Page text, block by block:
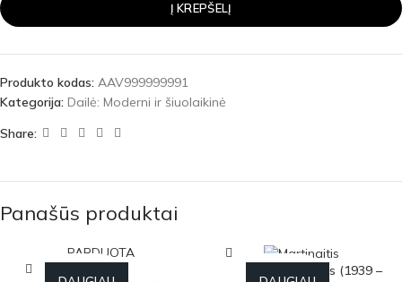
Į KREPŠELĮ
Produkto kodas: AAV999999991
Kategorija: Dailė: Moderni ir šiuolaikinė
Share:
Panašūs produktai
PARDUOTA
Antanas Martinaitis (1939 –